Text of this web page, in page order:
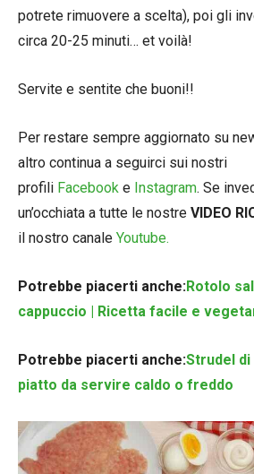
potrete rimuovere a scelta), poi gli
circa 20-25 minuti… et voilà!
Servite e sentite che buoni!!
Per restare sempre aggiornato su
altro continua a seguirci sui nostri
profili Facebook e Instagram. Se
un’occhiata a tutte le nostre VIDEO
il nostro canale Youtube.
Potrebbe piacerti anche:Rotolo
cappuccio | Ricetta facile e
Potrebbe piacerti anche:Strudel di
piatto da servire caldo o freddo